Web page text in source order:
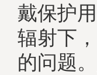
戴保护
辐射下
的问题